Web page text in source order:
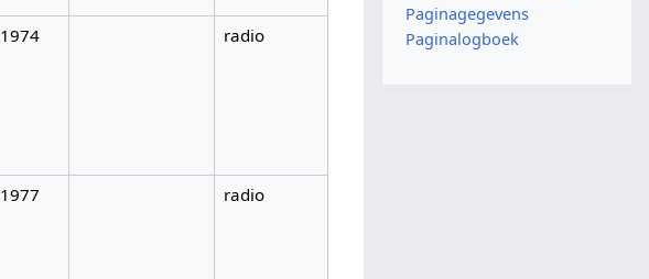
1974 radio
1977 radio
Paginagegevens
Paginalogboek